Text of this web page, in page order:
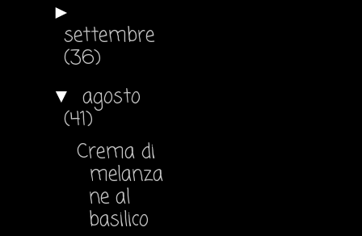
►
settembre
(36)
▼ agosto
(41)
Crema di
melanza
ne al
basilico